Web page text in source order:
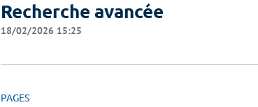
Recherche avancée
18/02/2026 15:25
PAGES